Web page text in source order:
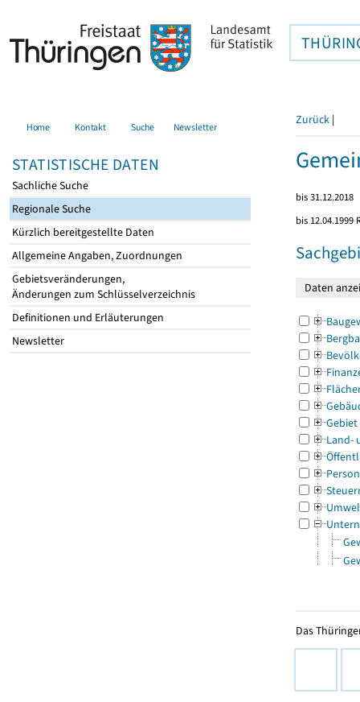
Home Kontakt Suche Newsletter
STATISTISCHE DATEN
Sachliche Suche
Regionale Suche
Kürzlich bereitgestellte Daten
Allgemeine Angaben, Zuordnungen
Gebietsveränderungen,
Änderungen zum Schlüsselverzeichnis
Definitionen und Erläuterungen
Newsletter
Zurück |
bis 31.12.2018
bis 12.04.1999
Gebiet
Land-
Das